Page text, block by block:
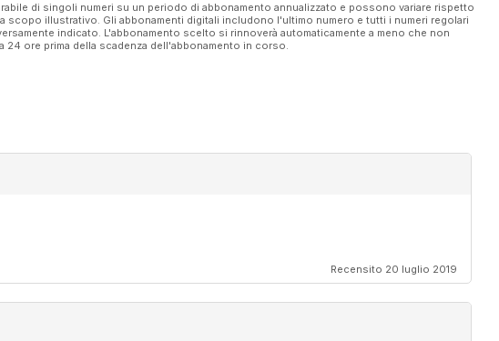
di singoli numeri su un periodo di abbonamento annualizzato e possono variare rispetto
illustrativo. Gli abbonamenti digitali includono l'ultimo numero e tutti i numeri regolari
indicato. L'abbonamento scelto si rinnoverà automaticamente a meno che non
24 ore prima della scadenza dell'abbonamento in corso.
Recensito 20 luglio 2019